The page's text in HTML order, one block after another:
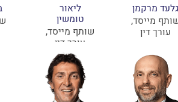
גלעד מרקמן
מייסד,
עורך דין
ליאור
טומשין
שותף מייסד,
עורך דין